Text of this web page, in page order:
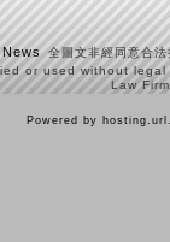
全圖文非經同意合
or used without
Law
Powered by